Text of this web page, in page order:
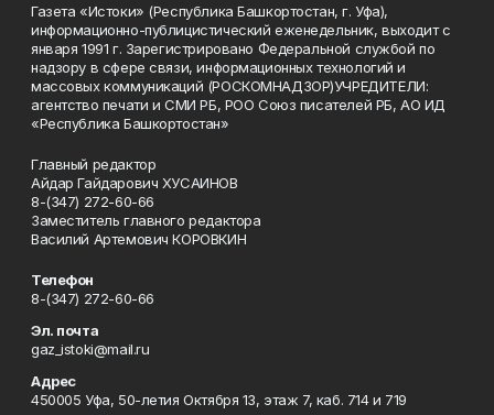
Газета «Истоки» (Республика Башкортостан, г. Уфа),
информационно-публицистический еженедельник, выходит с
января 1991 г. Зарегистрировано Федеральной службой по
надзору в сфере связи, информационных технологий и
массовых коммуникаций (РОСКОМНАДЗОР)УЧРЕДИТЕЛИ:
агентство печати и СМИ РБ, РОО Союз писателей РБ, АО ИД
«Республика Башкортостан»
Главный редактор
Айдар Гайдарович ХУСАИНОВ
8-(347) 272-60-66
Заместитель главного редактора
Василий Артемович КОРОВКИН
Телефон
8-(347) 272-60-66
Эл. почта
gaz_istoki@mail.ru
Адрес
450005 Уфа, 50-летия Октября 13, этаж 7, каб. 714 и 719